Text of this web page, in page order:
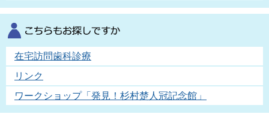
在宅訪問歯科診療
リンク
ワークショップ「発見！杉村楚人冠記念館」